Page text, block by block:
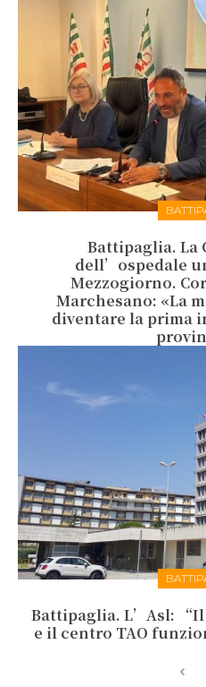
Battipaglia. La
dell’ospedale
Mezzogiorno.
Marchesano: «La
diventare la prima
Battipaglia. L’Asl:
e il centro TAO